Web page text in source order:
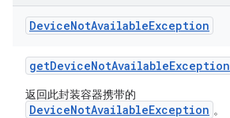
DeviceNotAvailableException
getDeviceNotAvailableException
返回此封装容器携带的
DeviceNotAvailableException 。